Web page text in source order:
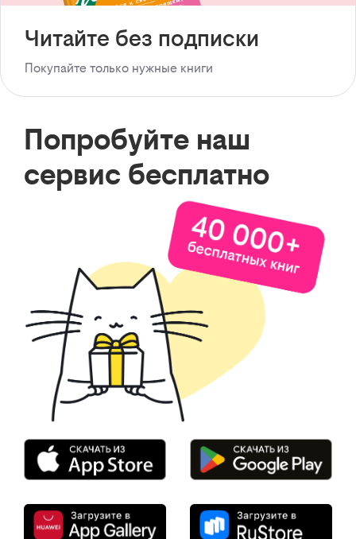
Читайте без подписки
Покупайте только нужные книги
Попробуйте наш
сервис бесплатно